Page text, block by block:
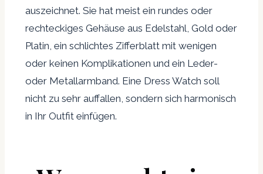
auszeichnet. Sie hat meist ein rundes oder
rechteckiges Gehäuse aus Edelstahl, Gold oder
Platin, ein schlichtes Zifferblatt mit wenigen
oder keinen Komplikationen und ein Leder-
oder Metallarmband. Eine Dress Watch soll
nicht zu sehr auffallen, sondern sich harmonisch
in Ihr Outfit einfügen.